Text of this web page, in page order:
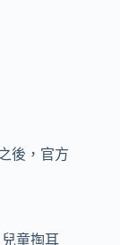
後，官方